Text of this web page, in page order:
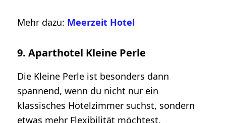
Mehr dazu: Meerzeit Hotel
9. Aparthotel Kleine Perle
Die Kleine Perle ist besonders dann
spannend, wenn du nicht nur ein
klassisches Hotelzimmer suchst, sondern
etwas mehr Flexibilität möchtest.